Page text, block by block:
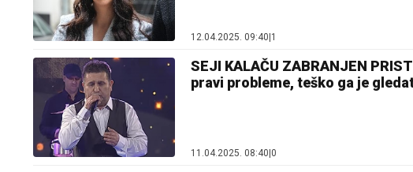
12.04.2025. 09:40|1
SEJI KALAČU ZABRANJEN
pravi probleme, teško ga je
11.04.2025. 08:40|0